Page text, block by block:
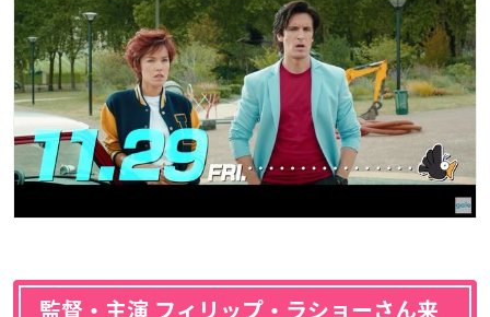
監督・主演 フィリップ・ラショーさん来